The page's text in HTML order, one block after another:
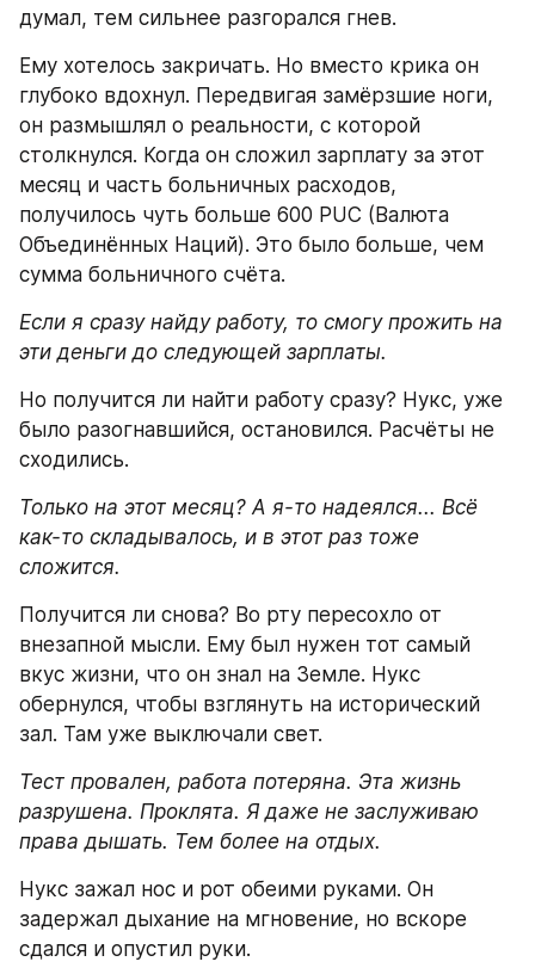
думал, тем сильнее разгорался гнев.
Ему хотелось закричать. Но вместо крика он
глубоко вдохнул. Передвигая замёрзшие ноги,
он размышлял о реальности, с которой
столкнулся. Когда он сложил зарплату за этот
месяц и часть больничных расходов,
получилось чуть больше 600 PUC (Валюта
Объединённых Наций). Это было больше, чем
сумма больничного счёта.
Если я сразу найду работу, то смогу прожить на
эти деньги до следующей зарплаты.
Но получится ли найти работу сразу? Нукс, уже
было разогнавшийся, остановился. Расчёты не
сходились.
Только на этот месяц? А я-то надеялся... Всё
как-то складывалось, и в этот раз тоже
сложится.
Получится ли снова? Во рту пересохло от
внезапной мысли. Ему был нужен тот самый
вкус жизни, что он знал на Земле. Нукс
обернулся, чтобы взглянуть на исторический
зал. Там уже выключали свет.
Тест провален, работа потеряна. Эта жизнь
разрушена. Проклята. Я даже не заслуживаю
права дышать. Тем более на отдых.
Нукс зажал нос и рот обеими руками. Он
задержал дыхание на мгновение, но вскоре
сдался и опустил руки.